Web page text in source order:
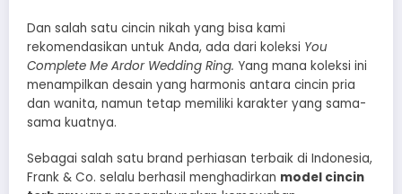
Dan salah satu cincin nikah yang bisa kami
rekomendasikan untuk Anda, ada dari koleksi You
Complete Me Ardor Wedding Ring. Yang mana koleksi ini
menampilkan desain yang harmonis antara cincin pria
dan wanita, namun tetap memiliki karakter yang sama-
sama kuatnya.
Sebagai salah satu brand perhiasan terbaik di Indonesia,
Frank & Co. selalu berhasil menghadirkan model cincin